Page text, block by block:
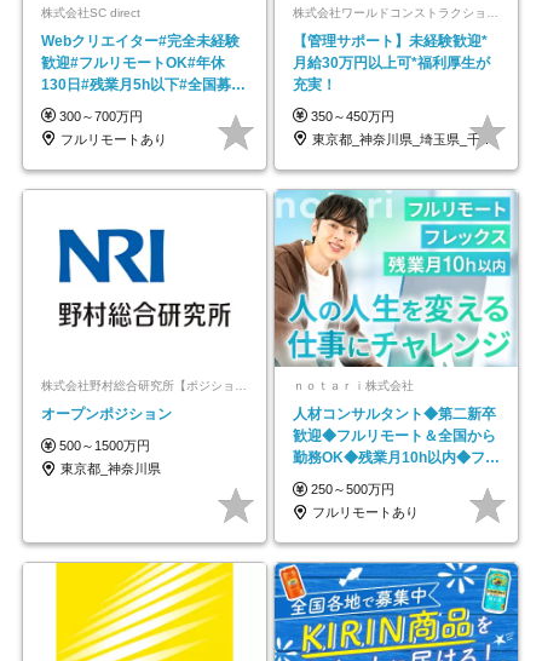
株式会社SC direct
Webクリエイター#完全未経験
歓迎#フルリモートOK#年休
130日#残業月5h以下#全国募集
#最大1年の研修
300～700万円
フルリモートあり
【管理サポート】未経験歓迎*
月給30万円以上可*福利厚生が
充実！
350～450万円
東京都_神奈川県_埼玉県_千葉県_大阪府…
オープンポジション
500～1500万円
東京都_神奈川県
ｎｏｔａｒｉ株式会社
人材コンサルタント◆第二新卒
歓迎◆フルリモート＆全国から
勤務OK◆残業月10h以内◆フレ
ックス制
250～500万円
フルリモートあり